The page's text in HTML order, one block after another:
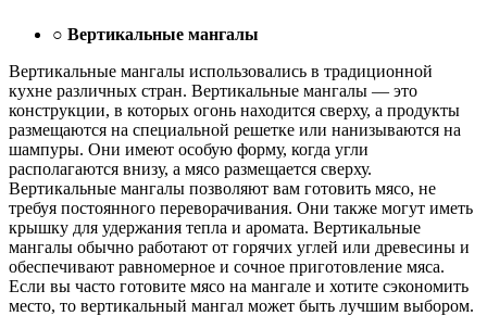
○ Вертикальные мангалы
Вертикальные мангалы использовались в традиционной
кухне различных стран. Вертикальные мангалы — это
конструкции, в которых огонь находится сверху, а продукты
размещаются на специальной решетке или нанизываются на
шампуры. Они имеют особую форму, когда угли
располагаются внизу, а мясо размещается сверху.
Вертикальные мангалы позволяют вам готовить мясо, не
требуя постоянного переворачивания. Они также могут иметь
крышку для удержания тепла и аромата. Вертикальные
мангалы обычно работают от горячих углей или древесины и
обеспечивают равномерное и сочное приготовление мяса.
Если вы часто готовите мясо на мангале и хотите сэкономить
место, то вертикальный мангал может быть лучшим выбором.